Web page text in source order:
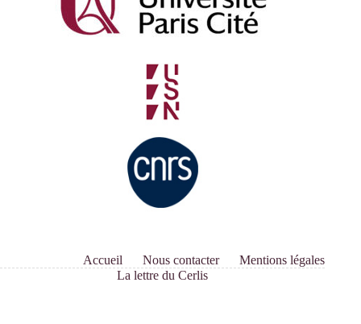
Accueil Nous contacter
Mentions légales
La lettre du Cerlis